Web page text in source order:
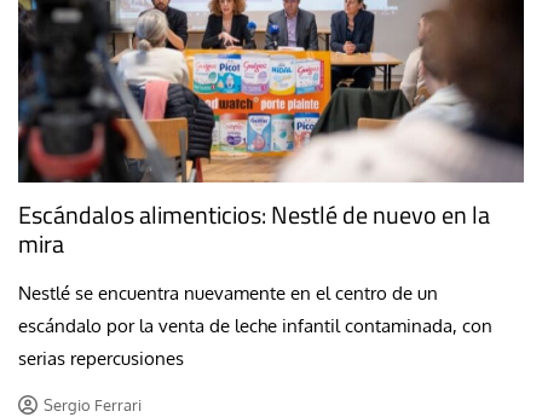
Escándalos alimenticios: Nestlé de nuevo en la
mira
Nestlé se encuentra nuevamente en el centro de un
escándalo por la venta de leche infantil contaminada, con
serias repercusiones
Sergio Ferrari